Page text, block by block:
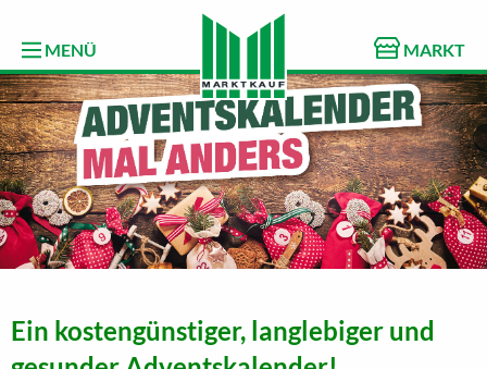
MENÜ MARKT
Ein kostengünstiger, langlebiger und